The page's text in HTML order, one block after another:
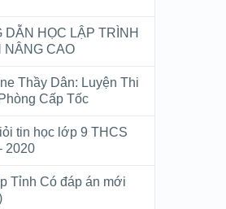
HỌC LẬP TRÌNH
CAO
Thầy Dân: Luyện Thi
Cấp Tốc
tin học lớp 9 THCS
2020
Tỉnh Có đáp án mới